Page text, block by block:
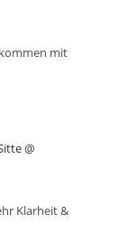
mit
Klarheit &